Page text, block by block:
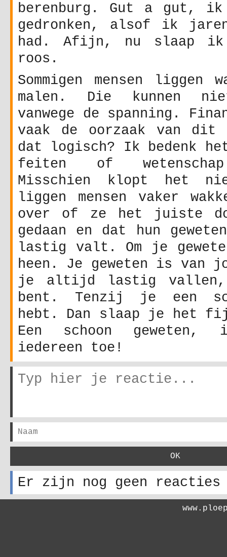
berenburg. Gut a gut,
gedronken, alsof ik
had. Afijn, nu slaap ik
roos.
Sommigen mensen liggen
malen. Die kunnen
vanwege de spanning.
vaak de oorzaak van dit
dat logisch? Ik bedenk
feiten of wetenschap
Misschien klopt het
liggen mensen vaker
over of ze het juiste
gedaan en dat hun
lastig valt. Om je
heen. Je geweten is
je altijd lastig vallen,
bent. Tenzij je een
hebt. Dan slaap je het
Een schoon geweten,
iedereen toe!
Er zijn nog geen reacties